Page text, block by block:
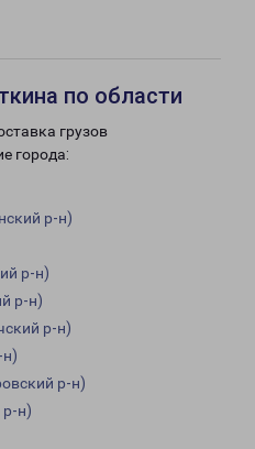
по области
грузов
города:
р-н)
р-н)
р-н)
р-н)
н)
р-н)
р-н)